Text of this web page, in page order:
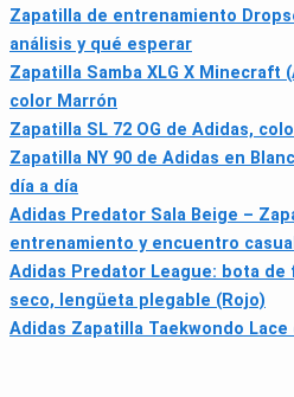
Zapatilla de entrenamiento
análisis y qué esperar
Zapatilla Samba XLG X
color Marrón
Zapatilla SL 72 OG de Adidas,
Zapatilla NY 90 de Adidas en
día a día
Adidas Predator Sala Beige –
entrenamiento y encuentro casual
Adidas Predator League: bota
seco, lengüeta plegable (Rojo)
Adidas Zapatilla Taekwondo